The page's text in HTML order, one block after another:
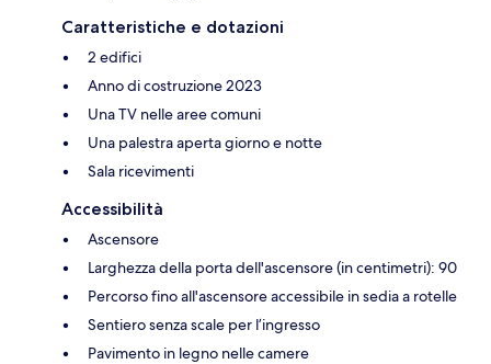
Caratteristiche e dotazioni
2 edifici
Anno di costruzione 2023
Una TV nelle aree comuni
Una palestra aperta giorno e notte
Sala ricevimenti
Accessibilità
Ascensore
Larghezza della porta dell'ascensore (in centimetri): 90
Percorso fino all'ascensore accessibile in sedia a rotelle
Sentiero senza scale per l’ingresso
Pavimento in legno nelle camere